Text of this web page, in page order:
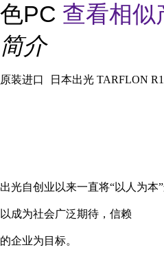
色PC 查看相
简介
原装进口 日本出光 TARFLON
出光自创业以来一直将“以人为本
以成为社会广泛期待，信赖
的企业为目标。